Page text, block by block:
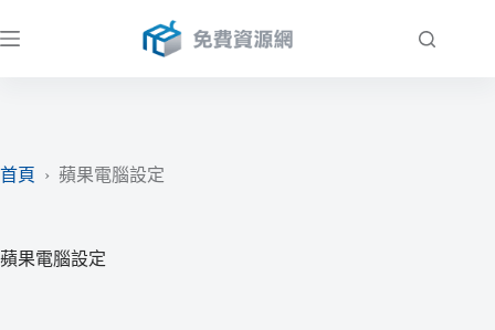
至
首頁
› 蘋果電腦設定
蘋果電腦設定